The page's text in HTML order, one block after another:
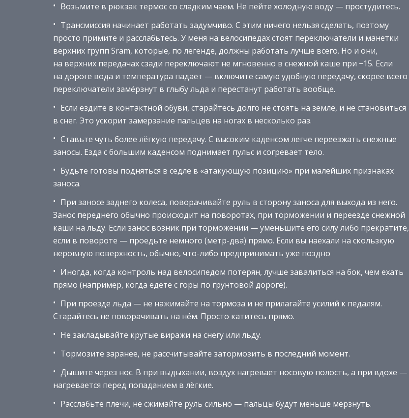
Возьмите в рюкзак термос со сладким чаем. Не пейте холодную воду — простудитесь.
Трансмиссия начинает работать задумчиво. С этим ничего нельзя сделать, поэтому
просто примите и расслабьтесь. У меня на велосипедах стоят переключатели и манетки
верхних групп Sram, которые, по легенде, должны работать лучше всего. Но и они,
на верхних передачах сзади переключают не мгновенно в снежной каше при −15. Если
на дороге вода и температура падает — включите самую удобную передачу, скорее всего
переключатели замёрзнут в глыбу льда и перестанут работать вообще.
Если ездите в контактной обуви, старайтесь долго не стоять на земле, и не становиться
в снег. Это ускорит замерзание пальцев на ногах в несколько раз.
Ставьте чуть более лёгкую передачу. С высоким каденсом легче переезжать снежные
заносы. Езда с большим каденсом поднимает пульс и согревает тело.
Будьте готовы подняться в седле в «атакующую позицию» при малейших признаках
заноса.
При заносе заднего колеса, поворачивайте руль в сторону заноса для выхода из него.
Занос переднего обычно происходит на поворотах, при торможении и переезде снежной
каши на льду. Если занос возник при торможении — уменьшите его силу либо прекратите,
если в повороте — проедьте немного (метр-два) прямо. Если вы наехали на скользкую
неровную поверхность, обычно, что-либо предпринимать уже поздно
Иногда, когда контроль над велосипедом потерян, лучше завалиться на бок, чем ехать
прямо (например, когда едете с горы по грунтовой дороге).
При проезде льда — не нажимайте на тормоза и не прилагайте усилий к педалям.
Старайтесь не поворачивать на нём. Просто катитесь прямо.
Не закладывайте крутые виражи на снегу или льду.
Тормозите заранее, не рассчитывайте затормозить в последний момент.
Дышите через нос. В при выдыхании, воздух нагревает носовую полость, а при вдохе —
нагревается перед попаданием в лёгкие.
Расслабьте плечи, не сжимайте руль сильно — пальцы будут меньше мёрзнуть.